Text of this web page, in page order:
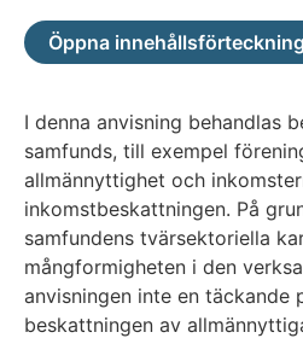
Öppna
I denna anvisning behandlas
samfunds, till exempel
allmännyttighet och
inkomstbeskattningen. På
samfundens tvärsektoriella
mångformigheten i den
anvisningen inte en täckande
beskattningen av